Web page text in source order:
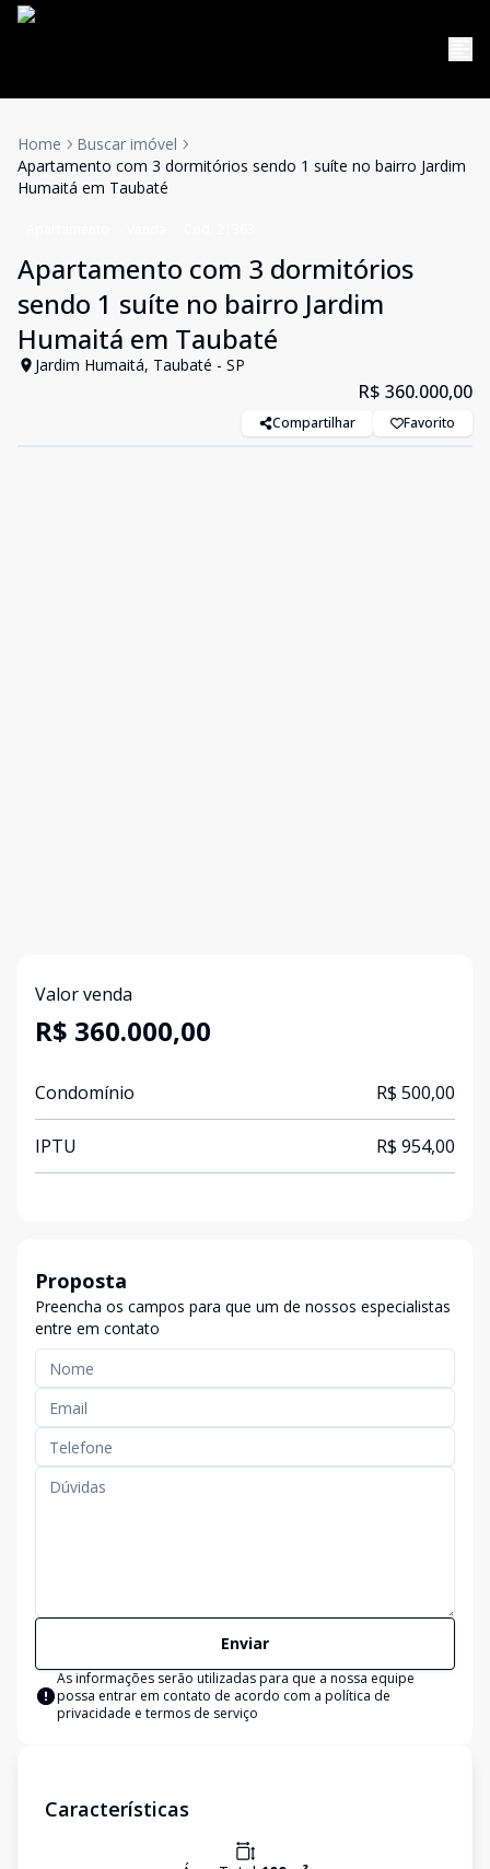
Home
Buscar imóvel
Apartamento com 3 dormitórios sendo 1 suíte no bairro Jardim
Humaitá em Taubaté
Apartamento com 3 dormitórios
sendo 1 suíte no bairro Jardim
Humaitá em Taubaté
Jardim Humaitá, Taubaté - SP
R$ 360.000,00
Compartilhar Favorito
Valor venda
R$ 360.000,00
Condomínio R$ 500,00
IPTU R$ 954,00
Proposta
Preencha os campos para que um de nossos especialistas
entre em contato
Enviar
As informações serão utilizadas para que a nossa equipe
possa entrar em contato de acordo com a política de
privacidade e termos de serviço
Características